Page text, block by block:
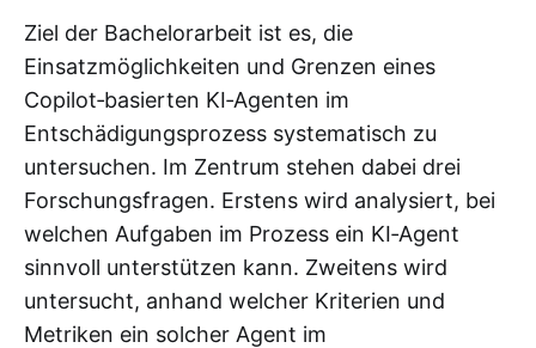
Ziel der Bachelorarbeit ist es, die
Einsatzmöglichkeiten und Grenzen eines
Copilot‑basierten KI‑Agenten im
Entschädigungsprozess systematisch zu
untersuchen. Im Zentrum stehen dabei drei
Forschungsfragen. Erstens wird analysiert, bei
welchen Aufgaben im Prozess ein KI‑Agent
sinnvoll unterstützen kann. Zweitens wird
untersucht, anhand welcher Kriterien und
Metriken ein solcher Agent im